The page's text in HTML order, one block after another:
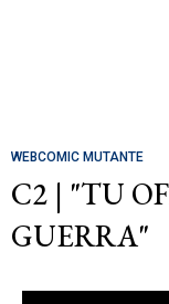
WEBCOMIC MUTANTE
C2 | "TU
GUERRA"